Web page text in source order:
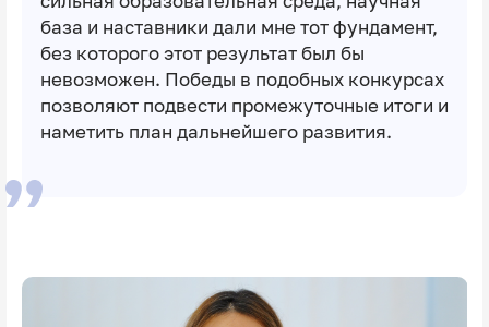
база и наставники дали мне тот фундамент,
без которого этот результат был бы
невозможен. Победы в подобных конкурсах
позволяют подвести промежуточные итоги и
наметить план дальнейшего развития.